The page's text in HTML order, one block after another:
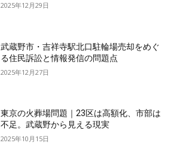
2025年12月29日
武蔵野市・吉祥寺駅北口駐輪場売却をめぐ
る住民訴訟と情報発信の問題点
2025年12月27日
東京の火葬場問題｜23区は高額化、市部は
不足。武蔵野から見える現実
2025年10月15日